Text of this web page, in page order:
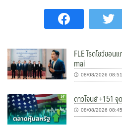
FLE โรดโชว์ขอน
mai
08/08/2026 08:51
ดาวโจนส์ +151
08/08/2026 08:45